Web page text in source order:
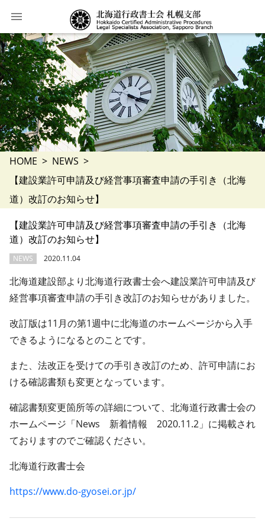
HOME
NEWS
【建設業許可申請及び経営事項審査申請の手引き（北海
道）改訂のお知らせ】
【建設業許可申請及び経営事項審査申請の手引き（北海
道）改訂のお知らせ】
NEWS 2020.11.04
北海道建設部より北海道行政書士会へ建設業許可申請及び
経営事項審査申請の手引き改訂のお知らせがありました。
改訂版は11月の第1週中に北海道のホームページから入手
できるようになるとのことです。
また、法改正を受けての手引き改訂のため、許可申請にお
ける確認書類も変更となっています。
確認書類変更箇所等の詳細について、北海道行政書士会の
ホームページ「News 新着情報 2020.11.2」に掲載され
ておりますのでご確認ください。
北海道行政書士会
https://www.do-gyosei.or.jp/